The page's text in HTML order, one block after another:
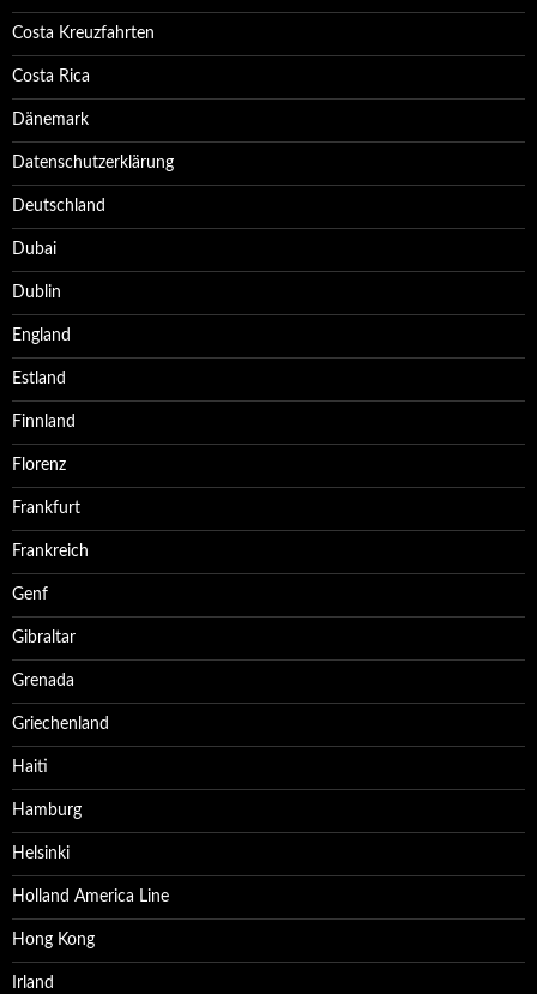
Costa Kreuzfahrten
Costa Rica
Dänemark
Datenschutzerklärung
Deutschland
Dubai
Dublin
England
Estland
Finnland
Florenz
Frankfurt
Frankreich
Genf
Gibraltar
Grenada
Griechenland
Haiti
Hamburg
Helsinki
Holland America Line
Hong Kong
Irland